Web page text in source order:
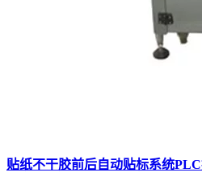
贴纸不干胶前后自动贴标系统PLC